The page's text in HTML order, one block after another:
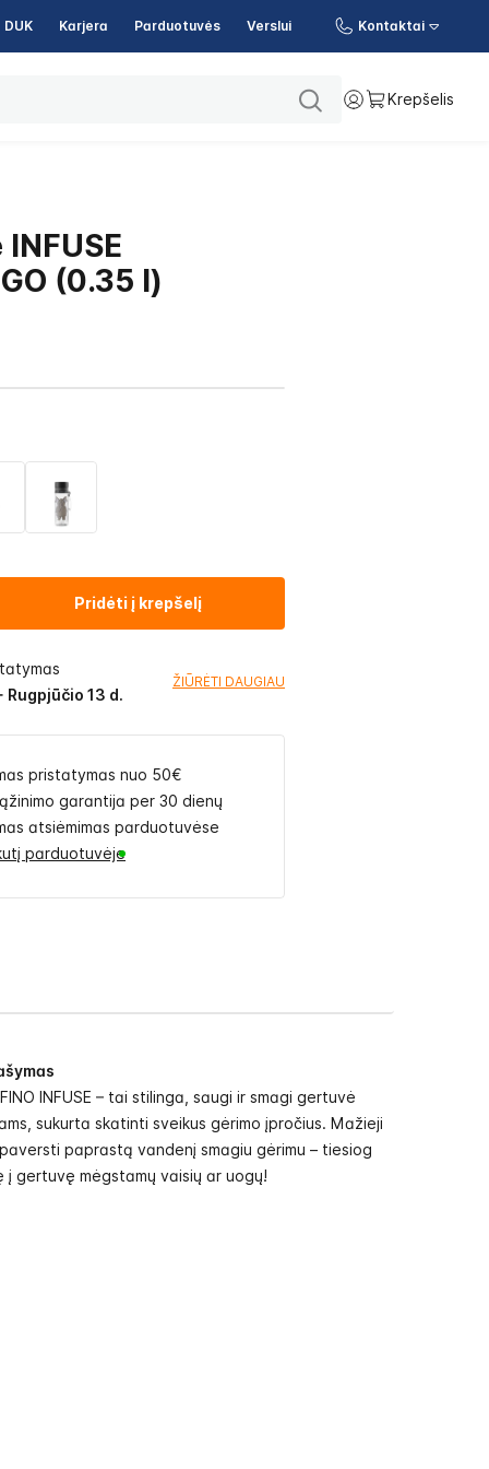
DUK Karjera Parduotuvės Verslui Kontaktai
Krepšelis
(0.35 l)
Pridėti į krepšelį
Rugpjūčio 13 d.
ŽIŪRĖTI DAUGIAU
pristatymas nuo 50€
garantija per 30 dienų
atsiėmimas parduotuvėse
parduotuvėje
INFUSE – tai stilinga, saugi ir smagi gertuvė
sukurta skatinti sveikus gėrimo įpročius. Mažieji
paprastą vandenį smagiu gėrimu – tiesiog
į gertuvę mėgstamų vaisių ar uogų!